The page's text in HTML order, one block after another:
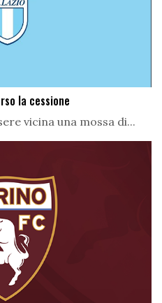
la cessione
vicina una mossa di...